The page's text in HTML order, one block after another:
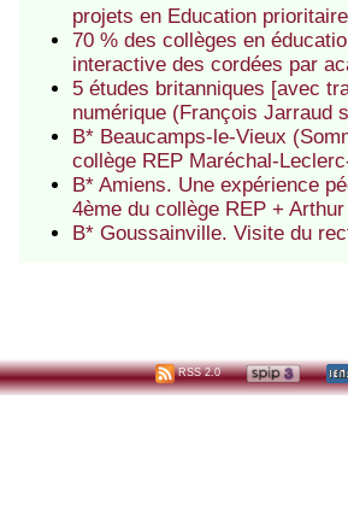
projets en Education
70 % des collèges en
interactive des cordées par
5 études britanniques [avec
numérique (François Jarraud
B* Beaucamps-le-Vieux
collège REP Maréchal-
B* Amiens. Une expérience
4ème du collège REP +
B* Goussainville. Visite du
RSS 2.0